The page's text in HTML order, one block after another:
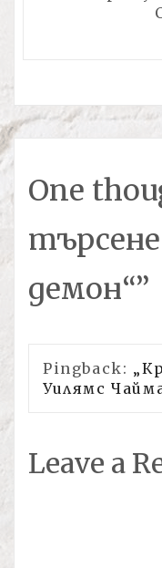
One
демон“”
Pingback:
Уилямс
Leave a